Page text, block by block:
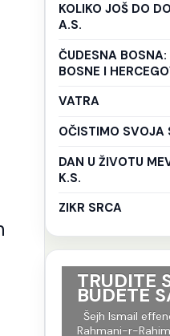
KOLIKO JOŠ DO
A.S.
ČUDESNA
BOSNE I
VATRA
OČISTIMO SVOJA
DAN U ŽIVOTU
K.S.
ZIKR SRCA
su
jela
TRUDITE
BUDETE
Šejh Ismail
Rahmani-r-